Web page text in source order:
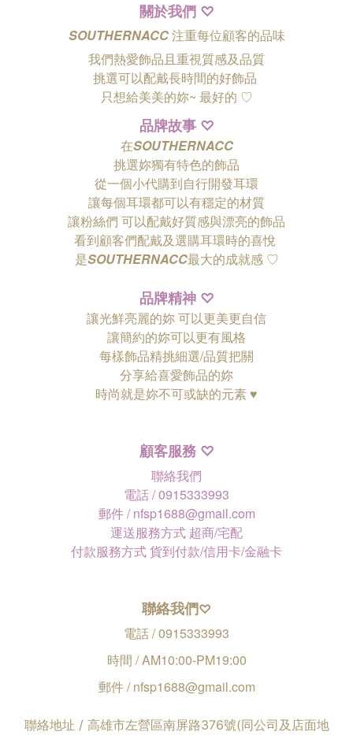
關於我們 ♡
SOUTHERNACC注重每位顧客的品味
我們熱愛飾品且重視質感及品質
挑選可以配戴長時間的好飾品
只想給美美的妳~ 最好的 ♡
品牌故事 ♡
在SOUTHERNACC
挑選妳獨有特色的飾品
從一個小代購到自行開發耳環
讓每個耳環都可以有穩定的材質
讓粉絲們 可以配戴好質感與漂亮的飾品
看到顧客們配戴及選購耳環時的喜悅
是SOUTHERNACC最大的成就感 ♡
品牌精神 ♡
讓光鮮亮麗的妳 可以更美更自信
讓簡約的妳可以更有風格
每樣飾品精挑細選/品質把關
分享給喜愛飾品的妳
時尚就是妳不可或缺的元素 ♥
顧客服務 ♡
聯絡我們
電話 / 0915333993
郵件 / nfsp1688@gmail.com
運送服務方式 超商/宅配
付款服務方式 貨到付款/信用卡/金融卡
聯絡我們♡
電話 / 0915333993
時間 / AM10:00-PM19:00
郵件 / nfsp1688@gmail.com
聯絡地址 / 高雄市左營區南屏路376號(同公司及店面地